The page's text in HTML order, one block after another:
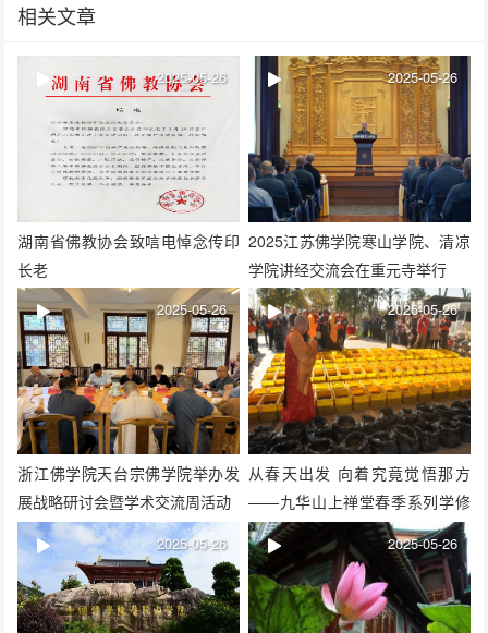
相关文章
湖南省佛教协会致唁电悼念传印
长老
2025-05-26
2025江苏佛学院寒山学院、清凉
学院讲经交流会在重元寺举行
2025-05-26
浙江佛学院天台宗佛学院举办发
展战略研讨会暨学术交流周活动
2025-05-26
从春天出发 向着究竟觉悟那方
——九华山上禅堂春季系列学修
活动圆满
2025-05-26
2025-05-26 2025-05-26